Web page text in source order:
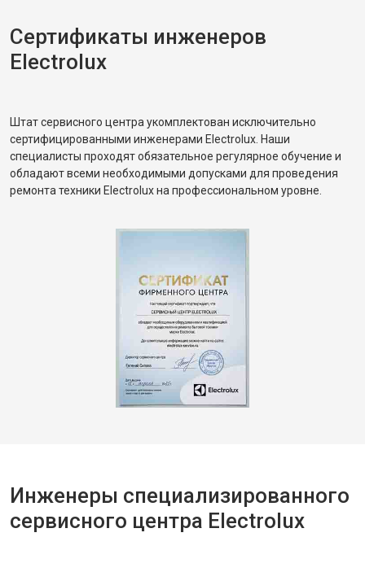
Сертификаты инженеров
Electrolux
Штат сервисного центра укомплектован исключительно
сертифицированными инженерами Electrolux. Наши
специалисты проходят обязательное регулярное обучение и
обладают всеми необходимыми допусками для проведения
ремонта техники Electrolux на профессиональном уровне.
Инженеры специализированного
сервисного центра Electrolux